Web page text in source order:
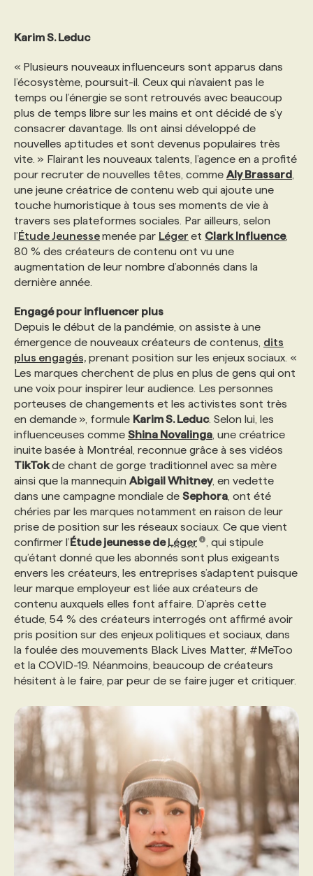
Karim S. Leduc
« Plusieurs nouveaux influenceurs sont apparus dans
l’écosystème, poursuit-il. Ceux qui n’avaient pas le
temps ou l’énergie se sont retrouvés avec beaucoup
plus de temps libre sur les mains et ont décidé de s’y
consacrer davantage. Ils ont ainsi développé de
nouvelles aptitudes et sont devenus populaires très
vite. » Flairant les nouveaux talents, l’agence en a profité
pour recruter de nouvelles têtes, comme Aly Brassard
une jeune créatrice de contenu web qui ajoute une
touche humoristique à tous ses moments de vie à
travers ses plateformes sociales. Par ailleurs, selon
l’Étude Jeunessemenée par Léger et Clark Influence,
80 % des créateurs de contenu ont vu une
augmentation de leur nombre d’abonnés dans la
dernière année.
Engagé pour influencer plus
Depuis le début de la pandémie, on assiste à une
émergence de nouveaux créateurs de contenus, dits
plus engagés, prenant position sur les enjeux sociaux. «
Les marques cherchent de plus en plus de gens qui ont
une voix pour inspirer leur audience. Les personnes
porteuses de changements et les activistes sont très
en demande », formule Karim S. Leduc. Selon lui, les
influenceuses comme Shina Novalinga , une créatrice
inuite basée à Montréal, reconnue grâce à ses vidéos
TikTokde chant de gorge traditionnel avec sa mère
ainsi que la mannequin Abigail Whitney, en vedette
dans une campagne mondiale de Sephora , ont été
chéries par les marques notamment en raison de leur
prise de position sur les réseaux sociaux. Ce que vient
confirmer l’Étude jeunesse deLéger
, qui stipule
qu’étant donné que les abonnés sont plus exigeants
envers les créateurs, les entreprises s’adaptent puisque
leur marque employeur est liée aux créateurs de
contenu auxquels elles font affaire. D’après cette
étude, 54 % des créateurs interrogés ont affirmé avoir
pris position sur des enjeux politiques et sociaux, dans
la foulée des mouvements Black Lives Matter, #MeToo
et la COVID-19. Néanmoins, beaucoup de créateurs
hésitent à le faire, par peur de se faire juger et critiquer.